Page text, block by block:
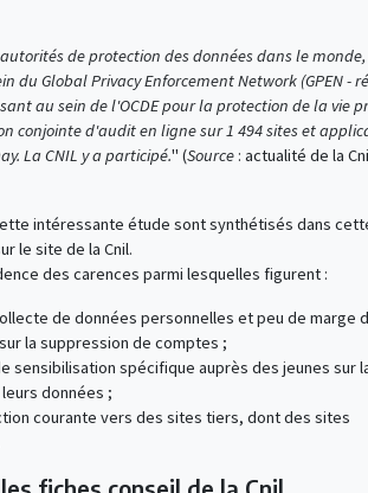
de protection des données dans le monde,
du Global Privacy Enforcement Network (GPEN -
au sein de l'OCDE pour la protection de la vie
conjointe d'audit en ligne sur 1 494 sites et
La CNIL y a participé." (Source : actualité de la
intéressante étude sont synthétisés dans
le site de la Cnil.
des carences parmi lesquelles figurent :
de données personnelles et peu de marge
la suppression de comptes ;
sensibilisation spécifique auprès des jeunes sur
données ;
courante vers des sites tiers, dont des sites